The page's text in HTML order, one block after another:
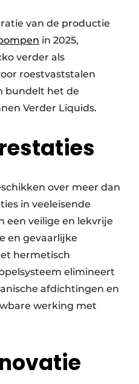
van de productie
in 2025,
verder als
roestvaststalen
bundelt het de
Verder Liquids.
over meer dan
in veeleisende
een veilige en lekvrije
en gevaarlijke
hermetisch
elimineert
afdichtingen en
werking met